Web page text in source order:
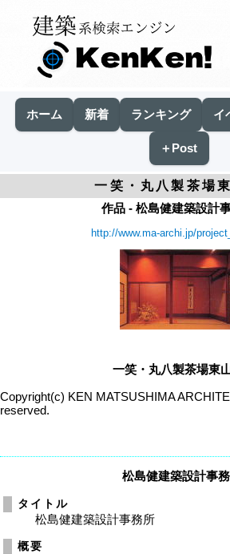
ホーム 新着 ランキング イ
＋Post
一笑・丸八製茶場
作品 - 松島健建築設計
http://www.ma-archi.jp/
一笑・丸八製茶場東
Copyright(c) KEN MATSUSHIMA
reserved.
松島健建築設計事
タイトル
松島健建築設計事務所
概要